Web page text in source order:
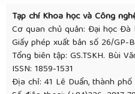
2859, 2014.
[17]J. Mongkoltanatas,
“Energy storage
control for islanding
(Industrial Electron.
2012.
[18]C. L. Moreira and
Tạp chí Khoa học và Công
Cơ quan chủ quản: Đại học Đà
Giấy phép xuất bản số 26/GP-
Tổng biên tập: GS.TSKH. Bùi
ISSN: 1859-1531
Địa chỉ: 41 Lê Duẩn, thành